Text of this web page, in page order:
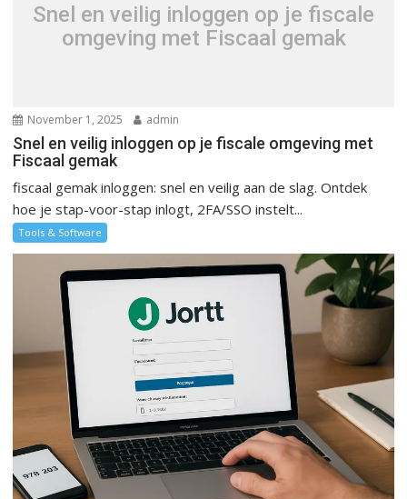
Snel en veilig inloggen op je fiscale
omgeving met Fiscaal gemak
November 1, 2025 admin
Snel en veilig inloggen op je fiscale omgeving met
Fiscaal gemak
fiscaal gemak inloggen: snel en veilig aan de slag. Ontdek
hoe je stap-voor-stap inlogt, 2FA/SSO instelt...
Tools & Software